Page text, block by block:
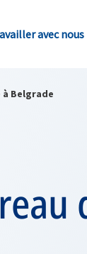
avec nous
à Belgrade